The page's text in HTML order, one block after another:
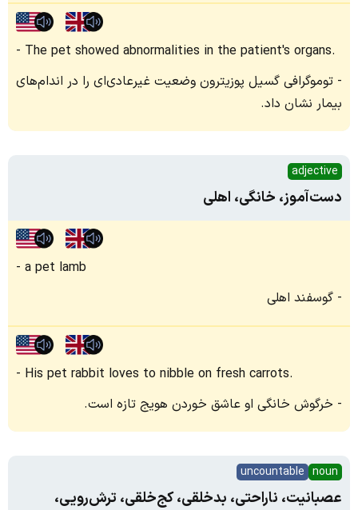
The pet showed abnormalities in the patient's organs.
توموگرافی گسیل پوزیترون وضعیت غیرعادی‌ای را در اندام‌های
بیمار نشان داد.
adjective
دست‌آموز، خانگی، اهلی
a pet lamb
گوسفند اهلی
His pet rabbit loves to nibble on fresh carrots.
خرگوش خانگی او عاشق خوردن هویج تازه است.
noun
uncountable
عصبانیت، ناراحتی، بدخلقی، کج‌خلقی، ترش‌رویی،